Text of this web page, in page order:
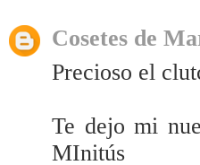
Cosetes de
Precioso el
Te dejo mi
MInitús